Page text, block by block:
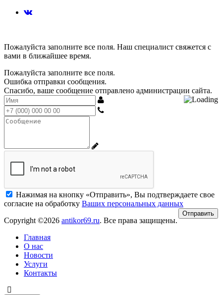
Пожалуйста заполните все поля. Наш специалист свяжется с
вами в ближайшее время.
Пожалуйста заполните все поля.
Ошибка отправки сообщения.
Спасибо, ваше сообщение отправлено администрации сайта.
Нажимая на кнопку «Отправить», Вы подтверждаете свое
согласие на обработку Ваших персональных данных
Copyright ©2026 antikor69.ru. Все права защищены.
Главная
О нас
Новости
Услуги
Контакты